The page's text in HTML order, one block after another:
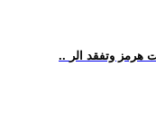
هرمز وتفقد الر